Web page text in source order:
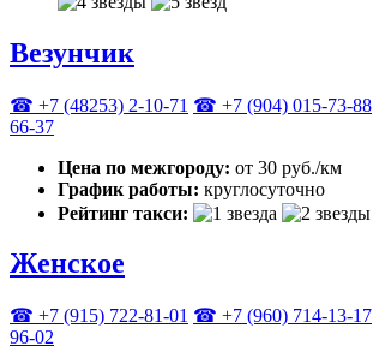
Везунчик
☎ +7 (48253) 2-10-71 ☎ +7 (904) 015-73-88
66-37
Цена по межгороду: от 30 руб./км
График работы: круглосуточно
Рейтинг такси:
Женское
☎ +7 (915) 722-81-01 ☎ +7 (960) 714-13-17
96-02